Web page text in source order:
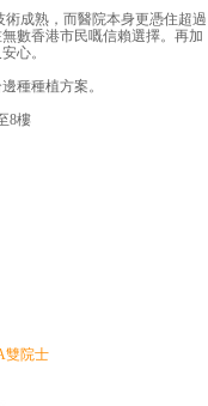
成熟，而醫院本身更憑住超過
數香港市民嘅信賴選擇。再加
心。
種種植方案。
8樓
雙院士